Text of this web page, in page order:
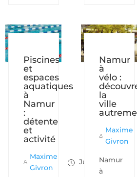
Piscines
et
espaces
aquatiques
à
Namur
:
détente
et
activité
Maxime
Givron
Juil 24, 2025
Namur
à
vélo :
la
ville
Maxime
Givron
Namur
à